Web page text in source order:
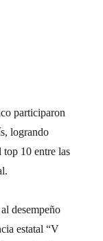
participaron
logrando
10 entre las
desempeño
estatal “V